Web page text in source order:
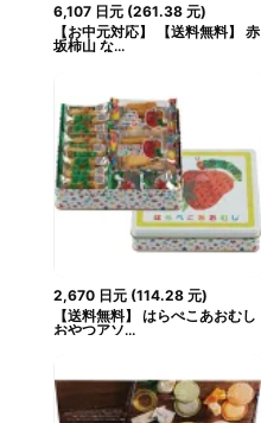
6,107 日元(261.38 元)
【お中元対応】 【送料無料】 赤
坂柿山 な...
2,670 日元(114.28 元)
【送料無料】 はらぺこあおむし
おやつアソ...